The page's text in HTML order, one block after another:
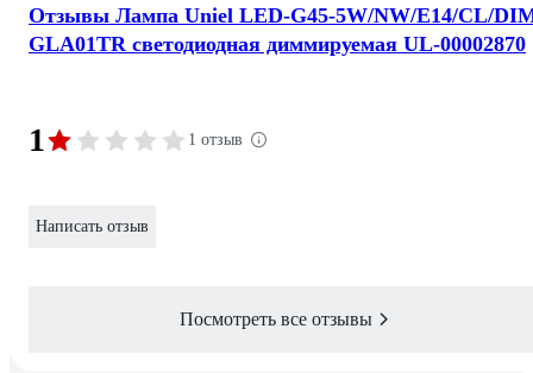
Отзывы Лампа Uniel LED-G45-5W/NW/E14/CL/
GLA01TR светодиодная диммируемая UL-00002870
1 1 отзыв
Написать отзыв
Посмотреть все отзывы